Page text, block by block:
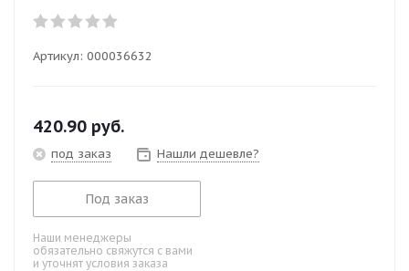
Артикул: 000036632
420.90 руб.
под заказ Нашли дешевле?
Под заказ
Наши менеджеры
обязательно свяжутся с вами
и уточнят условия заказа